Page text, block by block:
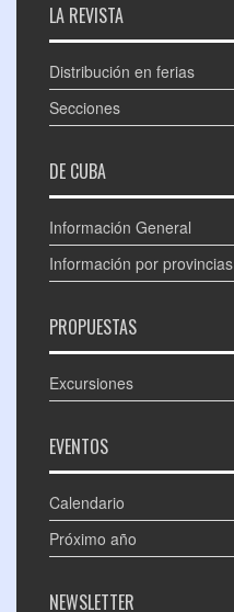
LA REVISTA
Distribución en ferias
Secciones
DE CUBA
Información General
Información por provincias
PROPUESTAS
Excursiones
EVENTOS
Calendario
Próximo año
NEWSLETTER